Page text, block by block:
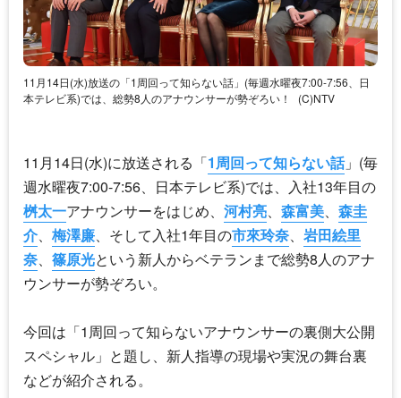
11月14日(水)放送の「1周回って知らない話」(毎週水曜夜7:00-7:56、日
本テレビ系)では、総勢8人のアナウンサーが勢ぞろい！
(C)NTV
11月14日(水)に放送される「1周回って知らない話」(毎
週水曜夜7:00-7:56、日本テレビ系)では、入社13年目の
桝太一アナウンサーをはじめ、 河村亮、 森富美、 森圭
介、 梅澤廉、そして入社1年目の市來玲奈、 岩田絵里
奈、 篠原光という新人からベテランまで総勢8人のアナ
ウンサーが勢ぞろい。
今回は「1周回って知らないアナウンサーの裏側大公開
スペシャル」と題し、新人指導の現場や実況の舞台裏
などが紹介される。